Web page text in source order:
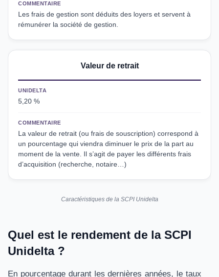
COMMENTAIRE
Les frais de gestion sont déduits des loyers et servent à
rémunérer la société de gestion.
Valeur de retrait
UNIDELTA
5,20 %
COMMENTAIRE
La valeur de retrait (ou frais de souscription) correspond à
un pourcentage qui viendra diminuer le prix de la part au
moment de la vente. Il s’agit de payer les différents frais
d’acquisition (recherche, notaire…)
Caractéristiques de la SCPI Unidelta
Quel est le rendement de la SCPI
Unidelta ?
En pourcentage durant les dernières années, le taux